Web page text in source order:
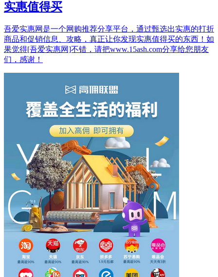
实惠值得买
吾爱实惠网是一个网购推荐分享平台，通过甄选出实惠的打折
商品和促销信息、攻略，真正让你发现实惠值得买的东西！如
果觉得[吾爱实惠网]不错，请把www.15ash.com分享给您朋友
们，感谢！